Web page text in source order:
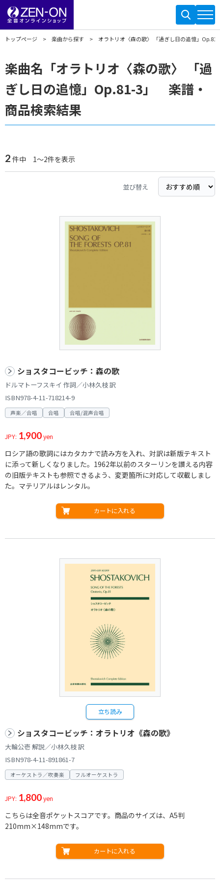
トップページ 楽曲から探す オラトリオ〈森の歌〉 「過ぎし日の追憶」Op.81-
楽曲名「オラトリオ〈森の歌〉 「過
ぎし日の追憶」Op.81-3」 楽譜・
商品検索結果
2 件中 1～2件を表示
並び替え
ショスタコービッチ：森の歌
ドルマトーフスキイ 作詞／小林久枝 訳
ISBN978-4-11-718214-9
声楽／合唱 合唱 合唱/混声合唱
JPY: 1,900yen
ロシア語の歌詞にはカタカナで読み方を入れ、対訳は新版テキスト
に添って新しくなりました。1962年以前のスターリンを讃える内容
の旧版テキストも参照できるよう、変更箇所に対応して収載しまし
た。マテリアルはレンタル。
カートに入れる
立ち読み
ショスタコービッチ：オラトリオ《森の歌》
大輪公壱 解説／小林久枝 訳
ISBN978-4-11-891861-7
オーケストラ／吹奏楽 フルオーケストラ
JPY: 1,800yen
こちらは全音ポケットスコアです。商品のサイズは、A5判
210mm×148mmです。
カートに入れる